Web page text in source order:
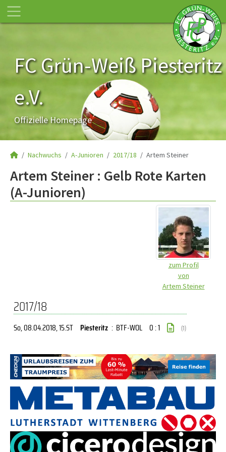
FC Grün-Weiß Piesteritz
e.V.
Offizielle Homepage
Nachwuchs A-Junioren 2017/18 Artem Steiner
Artem Steiner : Gelb Rote Karten
(A-Junioren)
zum Profil
von
Artem Steiner
2017/18
So, 08.04.2018, 15.ST Piesteritz : BTF-WOL 0 : 1 (1)